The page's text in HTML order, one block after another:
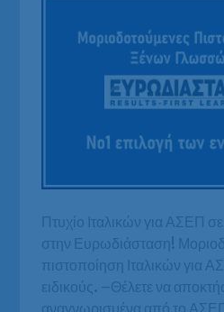
Πτυχίο Ιταλικών για ΑΣΕΠ
στην Ευρωδιάσταση!
πιστοποίηση Ιταλικών για
ειδικούς. –Θέλετε να